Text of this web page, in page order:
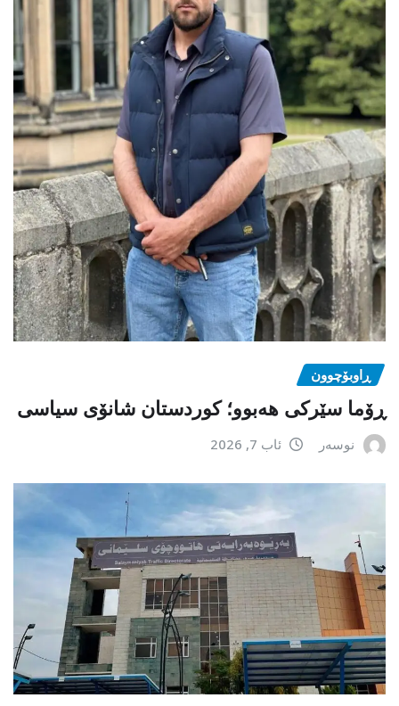
ڕاوبۆچوون
ڕۆما سێرکی هەبوو؛ کوردستان شانۆی سیاسی
نوسەر ئاب 7, 2026